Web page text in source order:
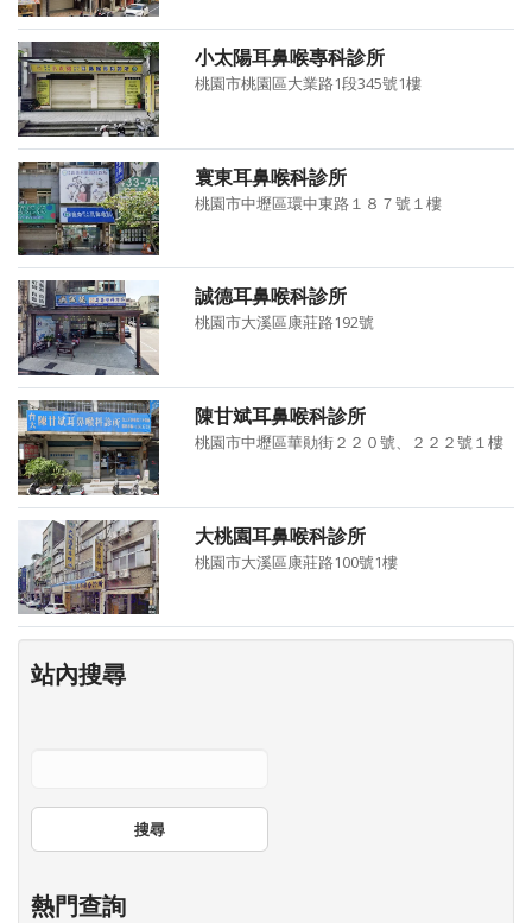
小太陽耳鼻喉專科診所
桃園市桃園區大業路1段345號1樓
寰東耳鼻喉科診所
桃園市中壢區環中東路１８７號１樓
誠德耳鼻喉科診所
桃園市大溪區康莊路192號
陳甘斌耳鼻喉科診所
桃園市中壢區華勛街２２０號、２２２號１樓
大桃園耳鼻喉科診所
桃園市大溪區康莊路100號1樓
站內搜尋
搜尋
熱門查詢